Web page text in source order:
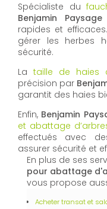
Spécialiste du
Benjamin
rapides et
gérer les herbes
sécurité.
La taille de haies
précision par
garantit des haies
Enfin, Benjamin
et abattage
effectués avec
assurer sécurité et
En plus de ses
pour abattage
vous propose
Acheter transat et